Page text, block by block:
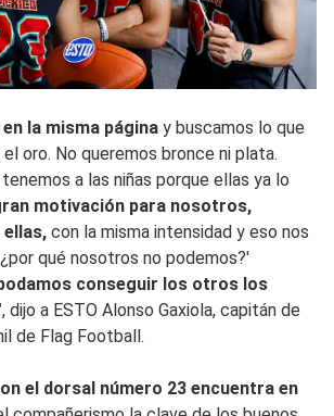
la misma página y buscamos lo que
oro. No queremos bronce ni plata.
a las niñas porque ellas ya lo
motivación para nosotros,
con la misma intensidad y eso nos
qué nosotros no podemos?'
conseguir los otros los
, dijo a ESTO Alonso Gaxiola, capitán de
de Flag Football.
el dorsal número 23 encuentra en